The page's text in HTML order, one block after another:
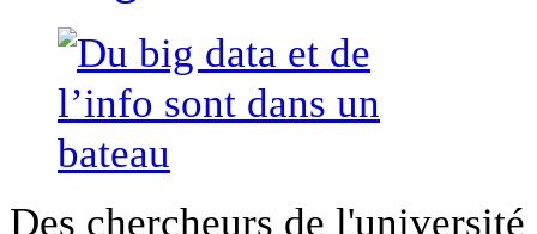
Des chercheurs de